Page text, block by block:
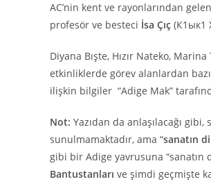
AC’nin kent ve rayonlarından
profesör ve besteci İsa Çıç (К1ык1
Diyana Bışte, Hızır Nateko,
etkinliklerde görev alanlardan
ilişkin bilgiler “Adige Mak”
Not: Yazıdan da anlaşılacağı
sunulmamaktadır, ama “sanatın
gibi bir Adige yavrusuna “sanatın
Bantustanları ve şimdi geçmişte